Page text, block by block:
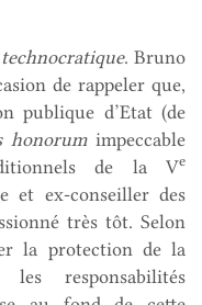
. Bruno
de rappeler que,
publique d’Etat (de
honorumimpeccable
de la Ve
et ex-conseiller des
très tôt. Selon
la protection de la
responsabilités